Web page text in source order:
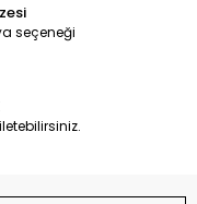
seçeneği